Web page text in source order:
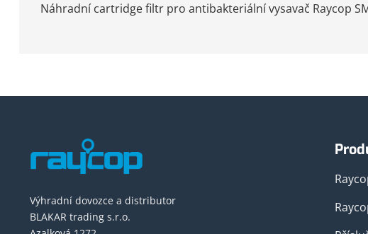
Náhradní cartridge filtr pro antibakteriální vysavač Raycop
Výhradní dovozce a distributor
BLAKAR trading s.r.o.